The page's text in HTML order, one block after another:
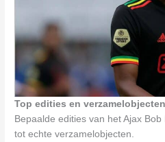
Top edities en verzamelobjecten
Bepaalde edities van het Ajax
tot echte verzamelobjecten.